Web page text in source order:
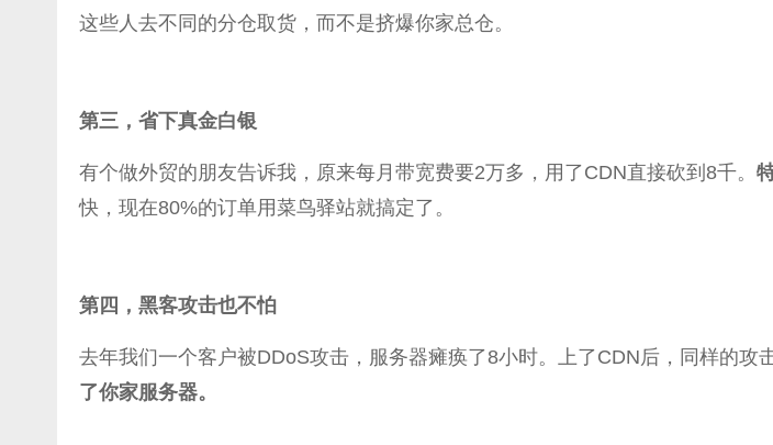
这些人去不同的分仓取货，而不是挤爆你家总仓。
第三，省下真金白银
有个做外贸的朋友告诉我，原来每月带宽费要2万多，用了CDN直接砍到8千。
快，现在80%的订单用菜鸟驿站就搞定了。
第四，黑客攻击也不怕
去年我们一个客户被DDoS攻击，服务器瘫痪了8小时。上了CDN后，同样的攻
了你家服务器。